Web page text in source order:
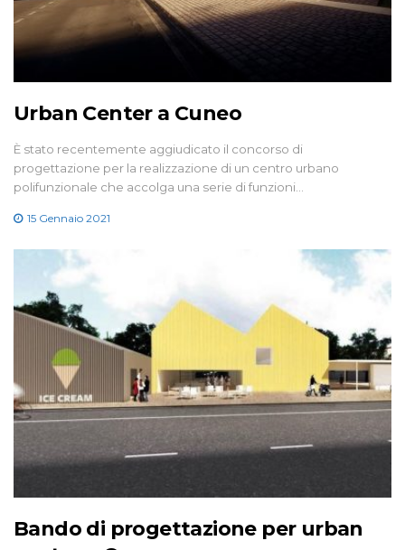
Urban Center a Cuneo
È stato recentemente aggiudicato il concorso di
progettazione per la realizzazione di un centro urbano
polifunzionale che accolga una serie di funzioni…
15 Gennaio 2021
Bando di progettazione per urban